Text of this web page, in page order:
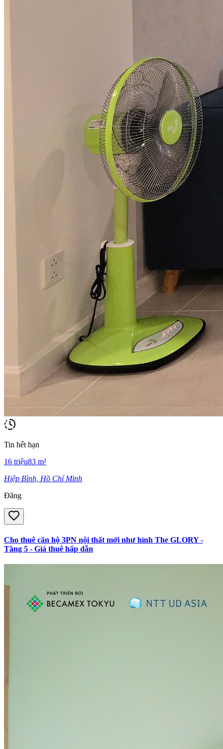
Tin hết hạn
16 triệu83 m²
Hiệp Bình, Hồ Chí Minh
Đăng
Cho thuê căn hộ 3PN nội thất mới như hình The GLORY -
Tầng 5 - Giá thuê hấp dẫn